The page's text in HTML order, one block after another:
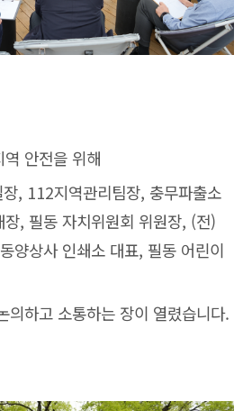
안전을 위해
, 112지역관리팀장, 충무파출소
, 필동 자치위원회 위원장, (전)
양상사 인쇄소 대표, 필동 어린이
의하고 소통하는 장이 열렸습니다.